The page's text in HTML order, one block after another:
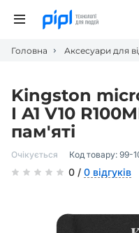
Головна Аксесуари для
Kingston
I A1 V10
пам'яті
Очікується Код товару: 99-
0 / 0 відгуків